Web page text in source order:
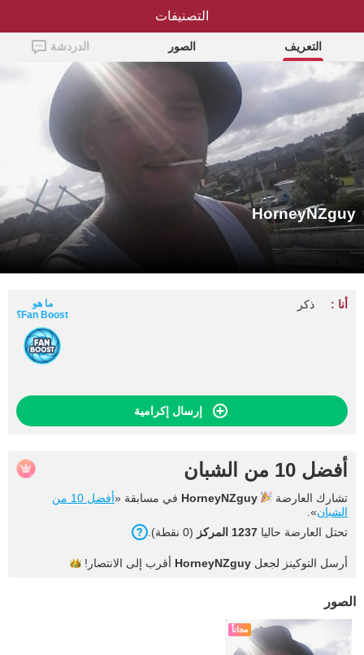
HorneyNZguy
التعريف الصور الدردشة
HorneyNZguy
أنا : ذكر
ما هو
Fan Boost؟
إرسال إكرامية
أفضل 10 من الشبان
تشارك العارضة HorneyNZguy في مسابقة «
أفضل 10 من
الشبان».
تحتل العارضة حاليا 1237 المركز (0 نقطة).
أرسل التوكينز لجعل HorneyNZguy أقرب إلى الانتصار!
الصور
مجاناً
التصنيفات